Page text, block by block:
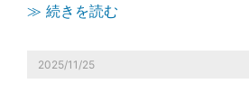
≫ 続きを読む
2025/11/25